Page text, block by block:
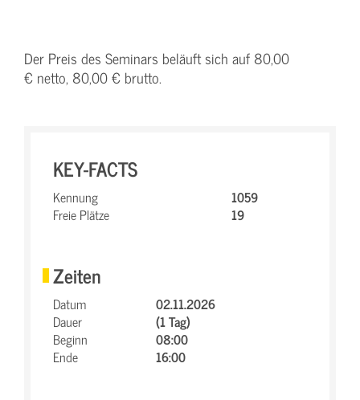
Der Preis des Seminars beläuft sich auf 80,00
€ netto, 80,00 € brutto.
KEY-FACTS
Kennung
1059
Freie Plätze
19
Zeiten
Datum
02.11.2026
Dauer
(1 Tag)
Beginn
08:00
Ende
16:00